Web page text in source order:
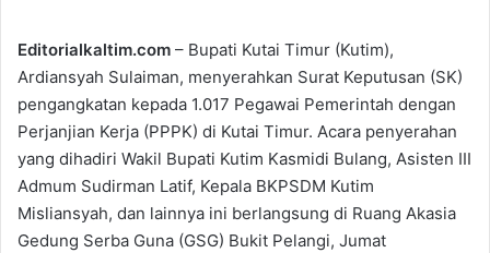
Editorialkaltim.com – Bupati Kutai Timur (Kutim),
Ardiansyah Sulaiman, menyerahkan Surat Keputusan (SK)
pengangkatan kepada 1.017 Pegawai Pemerintah dengan
Perjanjian Kerja (PPPK) di Kutai Timur. Acara penyerahan
yang dihadiri Wakil Bupati Kutim Kasmidi Bulang, Asisten III
Admum Sudirman Latif, Kepala BKPSDM Kutim
Misliansyah, dan lainnya ini berlangsung di Ruang Akasia
Gedung Serba Guna (GSG) Bukit Pelangi, Jumat